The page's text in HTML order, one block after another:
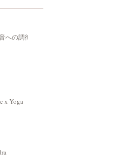
への調律
x Yoga